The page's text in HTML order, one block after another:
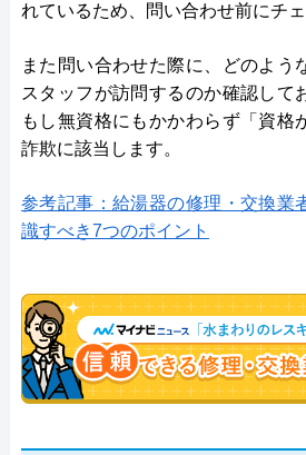
れているため、問い合わせ前にチェ
また問い合わせた際に、どのよう
スタッフが訪問するのか確認して
もし無資格にもかかわらず「資格
詐欺に該当します。
参考記事：給湯器の修理・交換業
識すべき7つのポイント